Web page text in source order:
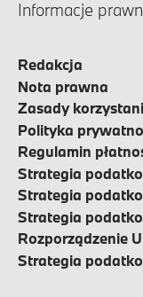
Informacje
Redakcja
Nota prawna
Zasady
Polityka
Regulamin
Strategia
Strategia
Strategia
Rozporządzenie
Strategia